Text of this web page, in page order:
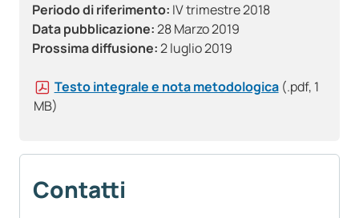
Periodo di riferimento: IV trimestre 2018
Data pubblicazione:28 Marzo 2019
Prossima diffusione:2 luglio 2019
Testo integrale e nota metodologica (.pdf, 1
MB)
Contatti